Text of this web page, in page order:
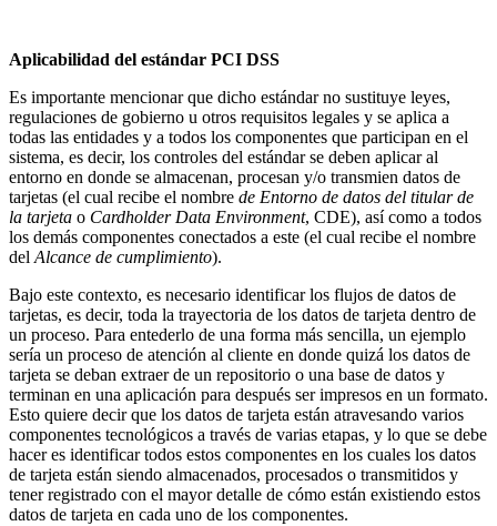
Aplicabilidad del estándar PCI DSS
Es importante mencionar que dicho estándar no sustituye leyes,
regulaciones de gobierno u otros requisitos legales y se aplica a
todas las entidades y a todos los componentes que participan en el
sistema, es decir, los controles del estándar se deben aplicar al
entorno en donde se almacenan, procesan y/o transmien datos de
tarjetas (el cual recibe el nombre de Entorno de datos del titular de
la tarjeta o Cardholder Data Environment, CDE), así como a todos
los demás componentes conectados a este (el cual recibe el nombre
del Alcance de cumplimiento).
Bajo este contexto, es necesario identificar los flujos de datos de
tarjetas, es decir, toda la trayectoria de los datos de tarjeta dentro de
un proceso. Para entederlo de una forma más sencilla, un ejemplo
sería un proceso de atención al cliente en donde quizá los datos de
tarjeta se deban extraer de un repositorio o una base de datos y
terminan en una aplicación para después ser impresos en un formato.
Esto quiere decir que los datos de tarjeta están atravesando varios
componentes tecnológicos a través de varias etapas, y lo que se debe
hacer es identificar todos estos componentes en los cuales los datos
de tarjeta están siendo almacenados, procesados o transmitidos y
tener registrado con el mayor detalle de cómo están existiendo estos
datos de tarjeta en cada uno de los componentes.